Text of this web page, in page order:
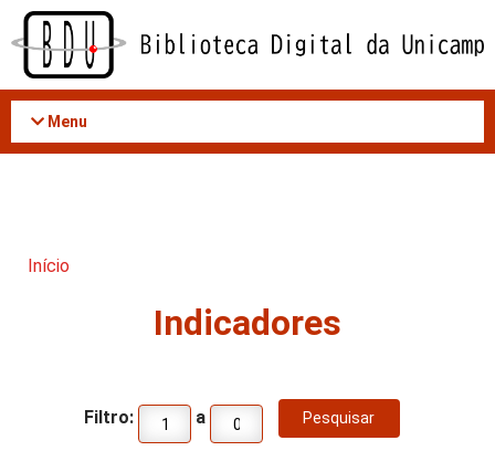
Acessar
conteúdo
Menu
Início
Indicadores
Filtro: a